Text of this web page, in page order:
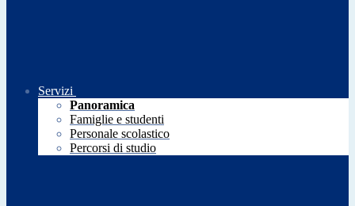
Servizi
Panoramica
Famiglie e studenti
Personale scolastico
Percorsi di studio